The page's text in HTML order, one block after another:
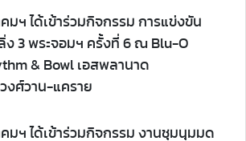
มฯ ได้เข้าร่วมกิจกรรม การแข่งขัน
ง 3 พระจอมฯ ครั้งที่ 6 ณ Blu-O
& Bowl เอสพลานาด
งศ์วาน-แคราย
มฯ ได้เข้าร่วมกิจกรรม งานชุมนุมมด